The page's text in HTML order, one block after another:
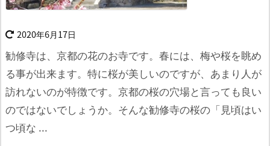
2020年6月17日
勧修寺は、京都の花のお寺です。春には、梅や桜を眺め
る事が出来ます。 特に桜が美しいのですが、あまり人が
訪れないのが特徴です。京都の桜の穴場と言っても良い
のではないでしょうか。 そんな勧修寺の桜の「見頃はい
つ頃な ...